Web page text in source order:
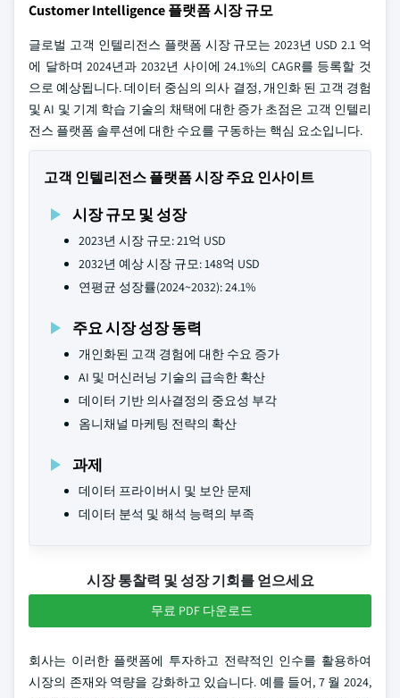
Customer Intelligence 플랫폼 시장 규모
글로벌 고객 인텔리전스 플랫폼 시장 규모는 2023년 USD 2.1 억
에 달하며 2024년과 2032년 사이에 24.1%의 CAGR를 등록할 것
으로 예상됩니다. 데이터 중심의 의사 결정, 개인화 된 고객 경험
및 AI 및 기계 학습 기술의 채택에 대한 증가 초점은 고객 인텔리
전스 플랫폼 솔루션에 대한 수요를 구동하는 핵심 요소입니다.
고객 인텔리전스 플랫폼 시장 주요 인사이트
시장 규모 및 성장
2023년 시장 규모: 21억 USD
2032년 예상 시장 규모: 148억 USD
연평균 성장률(2024~2032): 24.1%
주요 시장 성장 동력
개인화된 고객 경험에 대한 수요 증가
AI 및 머신러닝 기술의 급속한 확산
데이터 기반 의사결정의 중요성 부각
옴니채널 마케팅 전략의 확산
과제
데이터 프라이버시 및 보안 문제
데이터 분석 및 해석 능력의 부족
시장 통찰력 및 성장 기회를 얻으세요
무료 PDF 다운로드
회사는 이러한 플랫폼에 투자하고 전략적인 인수를 활용하여
시장의 존재와 역량을 강화하고 있습니다. 예를 들어, 7 월 2024,